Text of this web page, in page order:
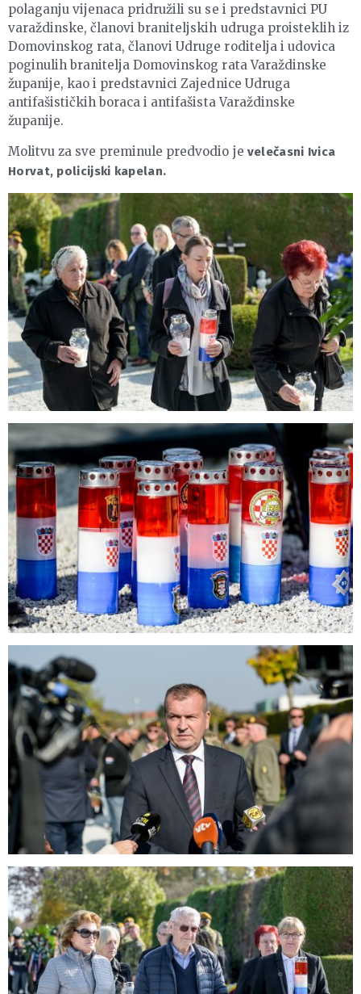
polaganju vijenaca pridružili su se i predstavnici PU
varaždinske, članovi braniteljskih udruga proisteklih iz
Domovinskog rata, članovi Udruge roditelja i udovica
poginulih branitelja Domovinskog rata Varaždinske
županije, kao i predstavnici Zajednice Udruga
antifašističkih boraca i antifašista Varaždinske
županije.
Molitvu za sve preminule predvodio je velečasni Ivica
Horvat, policijski kapelan.